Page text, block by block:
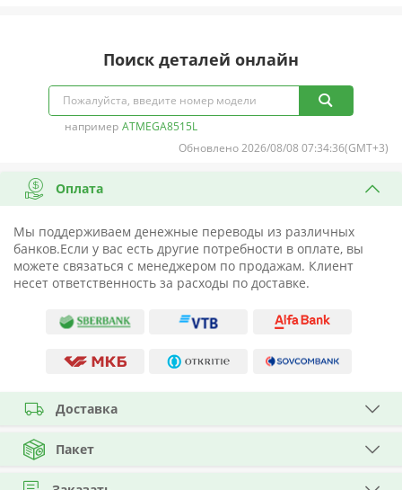
Поиск деталей онлайн
например ATMEGA8515L
Обновлено 2026/08/08 07:34:36(GMT+3)
Оплата
Мы поддерживаем денежные переводы из различных
банков.Если у вас есть другие потребности в оплате, вы
можете связаться с менеджером по продажам. Клиент
несет ответственность за расходы по доставке.
Доставка
Пакет